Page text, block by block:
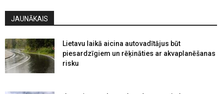
JAUNĀKAIS
Lietavu laikā aicina autovadītājus būt
piesardzīgiem un rēķināties ar akvaplanēšanas
risku